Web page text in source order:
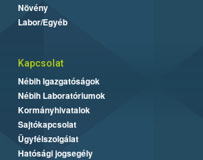
Növény
Labor/Egyéb
Kapcsolat
Nébih Igazgatóságok
Nébih Laboratóriumok
Kormányhivatalok
Sajtókapcsolat
Ügyfélszolgálat
Hatósági jogsegély